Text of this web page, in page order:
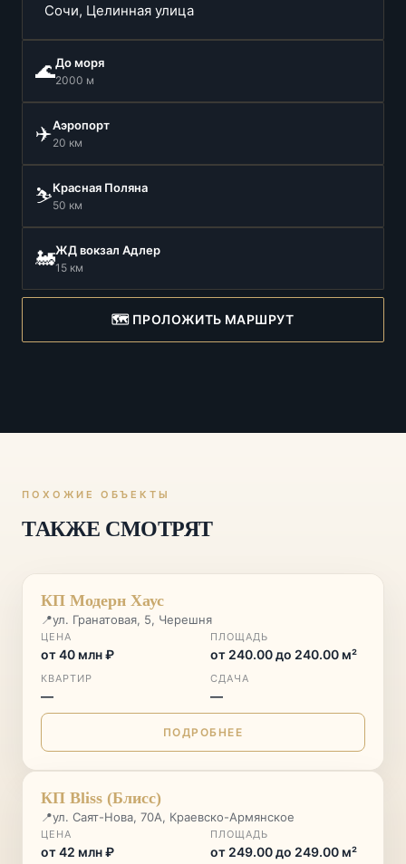
Сочи, Целинная улица
🌊До моря
2000 м
✈️Аэропорт
20 км
⛷️Красная Поляна
50 км
🚂ЖД вокзал Адлер
15 км
🗺️ ПРОЛОЖИТЬ МАРШРУТ
ПОХОЖИЕ ОБЪЕКТЫ
ТАКЖЕ СМОТРЯТ
КП Модерн Хаус
📍ул. Гранатовая, 5, Черешня
ЦЕНА
от 40 млн ₽
ПЛОЩАДЬ
от 240.00 до 240.00 м²
КВАРТИР
—
СДАЧА
—
ПОДРОБНЕЕ
КП Bliss (Блисс)
📍ул. Саят-Нова, 70А, Краевско-Армянское
ЦЕНА
от 42 млн ₽
ПЛОЩАДЬ
от 249.00 до 249.00 м²